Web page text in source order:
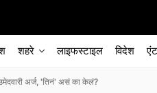
शहरे लाइफस्टाइल विदेश
अर्ज, 'तिनं' असं का केलं?